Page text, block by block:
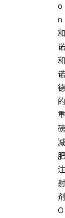
o
n
和
诺
和
诺
德
的
重
磅
减
肥
注
射
剂
O